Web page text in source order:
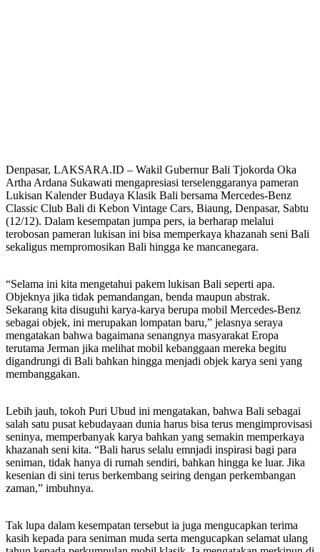
Denpasar, LAKSARA.ID – Wakil Gubernur Bali Tjokorda Oka
Artha Ardana Sukawati mengapresiasi terselenggaranya pameran
Lukisan Kalender Budaya Klasik Bali bersama Mercedes-Benz
Classic Club Bali di Kebon Vintage Cars, Biaung, Denpasar, Sabtu
(12/12). Dalam kesempatan jumpa pers, ia berharap melalui
terobosan pameran lukisan ini bisa memperkaya khazanah seni Bali
sekaligus mempromosikan Bali hingga ke mancanegara.
“Selama ini kita mengetahui pakem lukisan Bali seperti apa.
Objeknya jika tidak pemandangan, benda maupun abstrak.
Sekarang kita disuguhi karya-karya berupa mobil Mercedes-Benz
sebagai objek, ini merupakan lompatan baru,” jelasnya seraya
mengatakan bahwa bagaimana senangnya masyarakat Eropa
terutama Jerman jika melihat mobil kebanggaan mereka begitu
digandrungi di Bali bahkan hingga menjadi objek karya seni yang
membanggakan.
Lebih jauh, tokoh Puri Ubud ini mengatakan, bahwa Bali sebagai
salah satu pusat kebudayaan dunia harus bisa terus mengimprovisasi
seninya, memperbanyak karya bahkan yang semakin memperkaya
khazanah seni kita. “Bali harus selalu emnjadi inspirasi bagi para
seniman, tidak hanya di rumah sendiri, bahkan hingga ke luar. Jika
kesenian di sini terus berkembang seiring dengan perkembangan
zaman,” imbuhnya.
Tak lupa dalam kesempatan tersebut ia juga mengucapkan terima
kasih kepada para seniman muda serta mengucapkan selamat ulang